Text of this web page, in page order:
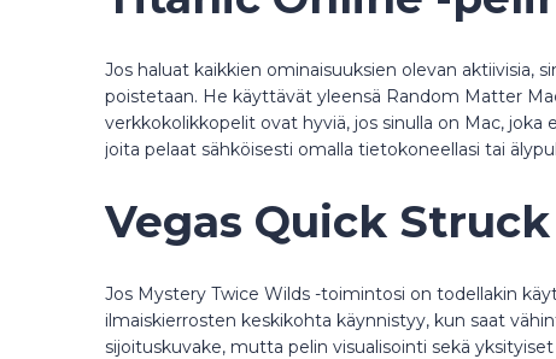
Jos haluat kaikkien ominaisuuksien olevan aktiivisia,
poistetaan. He käyttävät yleensä Random Matter
verkkokolikkopelit ovat hyviä, jos sinulla on Mac,
joita pelaat sähköisesti omalla tietokoneellasi tai
Vegas Quick
Jos Mystery Twice Wilds -toimintosi on todellakin
ilmaiskierrosten keskikohta käynnistyy, kun saat
sijoituskuvake, mutta pelin visualisointi sekä